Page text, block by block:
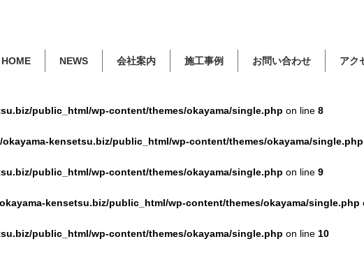
HOME NEWS 会社案内 施工事例 お問い合わせ アク
public_html/wp-content/themes/okayama/single.php on line 8
okayama-kensetsu.biz/public_html/wp-content/themes/okayama/single.php
public_html/wp-content/themes/okayama/single.php on line 9
kensetsu.biz/public_html/wp-content/themes/okayama/single.php
public_html/wp-content/themes/okayama/single.php on line 10